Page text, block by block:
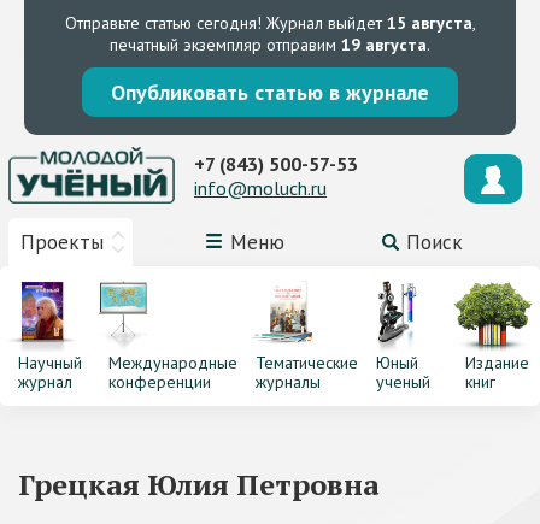
Отправьте статью сегодня! Журнал выйдет15 августа,
печатный экземпляр отправим 19 августа.
Опубликовать статью в журнале
Проекты Меню Поиск
+7 (843) 500-57-53
info@moluch.ru
Научный
журнал
Международные
конференции
Тематические
журналы
Юный
ученый
Издание
книг
Грецкая Юлия Петровна